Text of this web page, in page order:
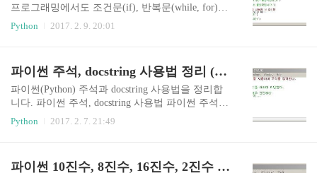
입력한다.(정수 1처럼 True로 인식하는 다른 값도
라면 반드시 무한루프를 빠져나가는 코드를 넣어
5일 ..
프로그래밍에서도 조건문(if), 반복문(while, for)이
기본이면서 가장 중요하다고 할 수 있습니다. 이번
에는 if 조건문 사용법을 정리해보겠습니다. 파이
문을 이용한다. if 키워드 + 조건문(식) + :(콜론) 순
서로 입력 실행할 블록은 띄어쓰기로 구분한다.
(파이썬은 띄어쓰기로 블록을 구분한다.) input함수
nput 함수 사용법 정리 (파이썬 키보드 입력) 파이
Python 2017. 2. 9. 20:01
파이썬 주석, docstring 사용법 정리 (파이썬 help 함수, __doc__ 속성)
파이썬(Python) 주석과 docstring 사용법을 정리합
니다. 파이썬 주석, docstring 사용법 파이썬 주석파
이썬에서는 #기호를 사용하여 주석을 표현한다.주
석은 코드에 어떠한 영향도 미치지 않는다. 파이썬
ng을 작성한다. (""" 이런 저런 내용 """)docstring을
Python 2017. 2. 7. 21:49
파이썬 10진수, 8진수, 16진수, 2진수 입력, 출력 방법 정리 (진법 변환)